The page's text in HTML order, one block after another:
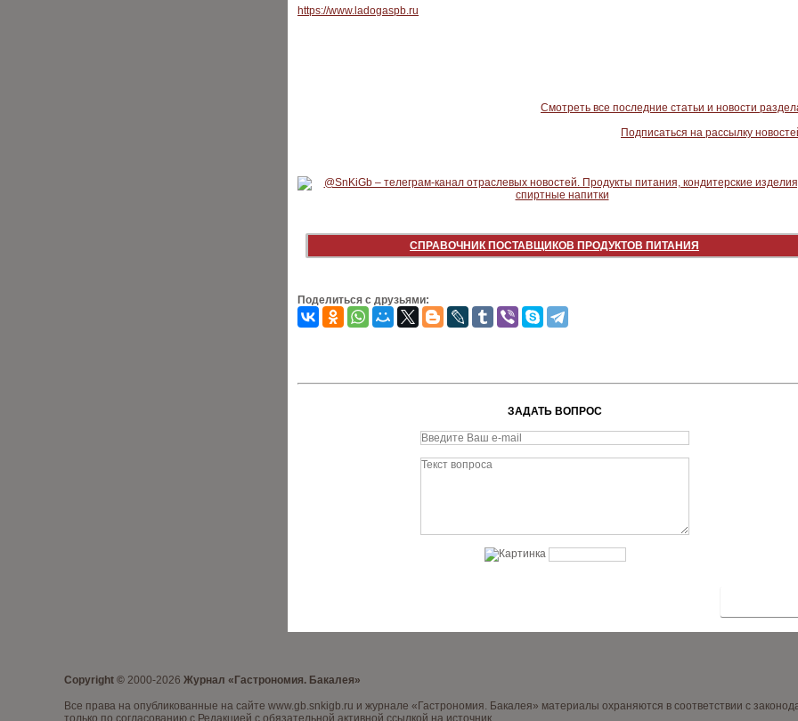
https://www.ladogaspb.ru
Смотреть все последние статьи и новости
Подписаться на рассылку
СПРАВОЧНИК ПОСТАВЩИКОВ ПРОДУКТОВ ПИТАНИЯ
Поделиться с друзьями:
ЗАДАТЬ ВОПРОС
Copyright © 2000-2026 Журнал «Гастрономия. Бакалея»
Все права на опубликованные на сайте www.gb.snkigb.ru и журнале «Гастрономия. Бакалея» материалы охраняются в соответствии с
только по согласованию с Редакцией с обязательной активной ссылкой на источник.